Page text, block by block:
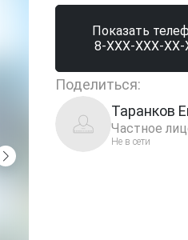
Показать
8-XXX-XXX-XX-
Поделиться:
Таранков
Частное
Не в сети